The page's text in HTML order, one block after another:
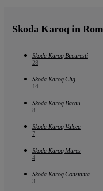
Skoda Karoq in
Skoda Karoq Bucuresti
28
Skoda Karoq Cluj
14
Skoda Karoq Bacau
8
Skoda Karoq Valcea
7
Skoda Karoq Mures
4
Skoda Karoq Constanta
3